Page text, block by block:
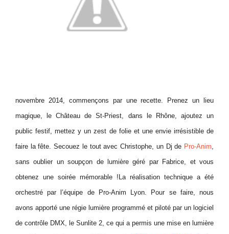
novembre 2014, commençons par une recette. Prenez un lieu
magique, le Château de St-Priest, dans le Rhône, ajoutez un
public festif, mettez y un zest de folie et une envie irrésistible de
faire la fête. Secouez le tout avec Christophe, un Dj de Pro-Anim,
sans oublier un soupçon de lumière géré par Fabrice, et vous
obtenez une soirée mémorable !La réalisation technique a été
orchestré par l’équipe de Pro-Anim Lyon. Pour se faire, nous
avons apporté une régie lumière programmé et piloté par un logiciel
de contrôle DMX, le Sunlite 2, ce qui a permis une mise en lumière